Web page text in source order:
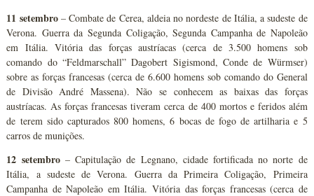
11 setembro– Combate de Cerea, aldeia no nordeste de Itália, a sudeste de
Verona. Guerra da Segunda Coligação, Segunda Campanha de Napoleão
em Itália. Vitória das forças austríacas (cerca de 3.500 homens sob
comando do “Feldmarschall” Dagobert Sigismond, Conde de Würmser)
sobre as forças francesas (cerca de 6.600 homens sob comando do General
de Divisão André Massena). Não se conhecem as baixas das forças
austríacas. As forças francesas tiveram cerca de 400 mortos e feridos além
de terem sido capturados 800 homens, 6 bocas de fogo de artilharia e 5
carros de munições.
12 setembro– Capitulação de Legnano, cidade fortificada no norte de
Itália, a sudeste de Verona. Guerra da Primeira Coligação, Primeira
Campanha de Napoleão em Itália. Vitória das forças francesas (cerca de